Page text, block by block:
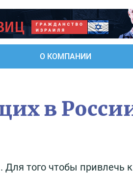
О КОМПАНИИ
в
Для того чтобы привлечь